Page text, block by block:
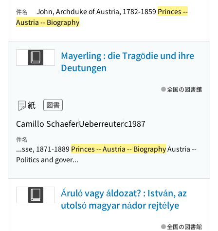
件名 John, Archduke of Austria, 1782-1859 Princes --
Austria -- Biography
Mayerling : die Tragödie und ihre
Deutungen
紙 図書
Camillo SchaeferUeberreuterc1987
全国の図書館
件名
...sse, 1871-1889 Princes -- Austria -- BiographyAustria --
Politics and gover...
Áruló vagy áldozat? : István, az
utolsó magyar nádor rejtélye
全国の図書館